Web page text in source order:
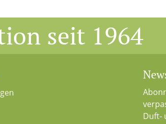
seit 1964
Duft-